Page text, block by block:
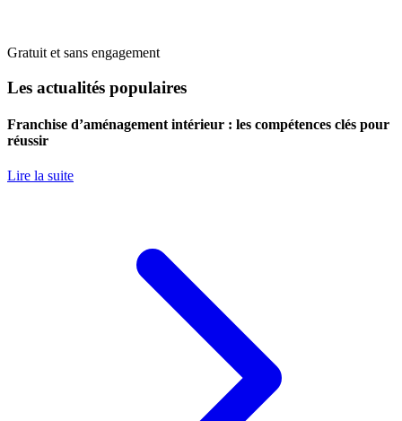
Gratuit et sans engagement
Les actualités populaires
Franchise d’aménagement intérieur : les compétences clés pour
réussir
Lire la suite